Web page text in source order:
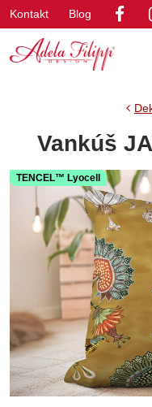
Kontakt Blog
TENCEL™ Lyocell
Vankúš